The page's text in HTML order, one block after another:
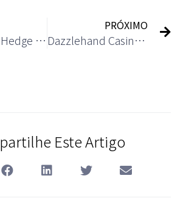
What Does Hedge Accounting Mean? A Complete Guide
PRÓXIMO
Dazzlehand Casino Betrouwbaar? Lees de review van SuperBigWin NU
Este Artigo